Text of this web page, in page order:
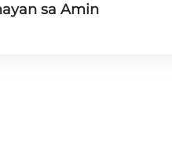
sa Amin